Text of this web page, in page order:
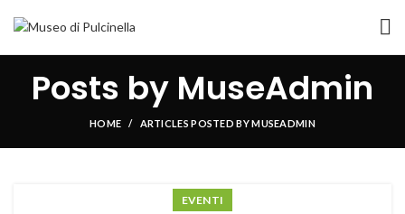
Posts by MuseAdmin
HOME ARTICLES POSTED BY MUSEADMIN
EVENTI